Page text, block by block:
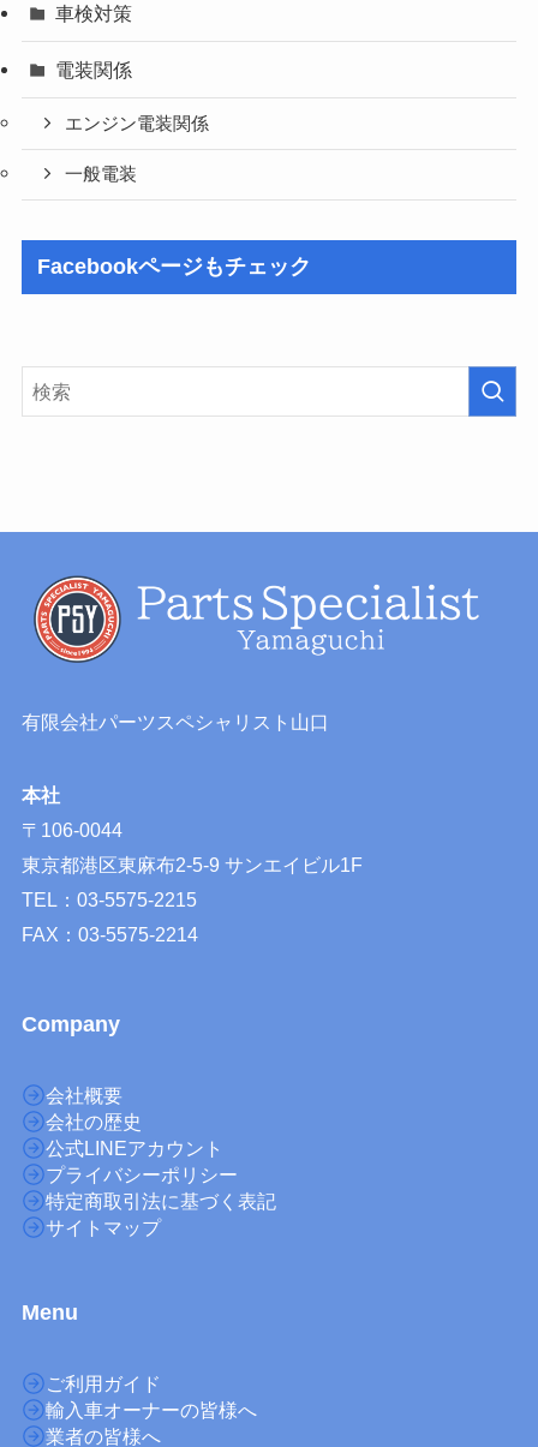
車検対策
電装関係
エンジン電装関係
一般電装
Facebookページもチェック
有限会社パーツスペシャリスト山口
本社
〒106-0044
東京都港区東麻布2-5-9 サンエイビル1F
TEL：03-5575-2215
FAX：03-5575-2214
Company
会社概要
会社の歴史
公式LINEアカウント
プライバシーポリシー
特定商取引法に基づく表記
サイトマップ
Menu
ご利用ガイド
輸入車オーナーの皆様へ
業者の皆様へ